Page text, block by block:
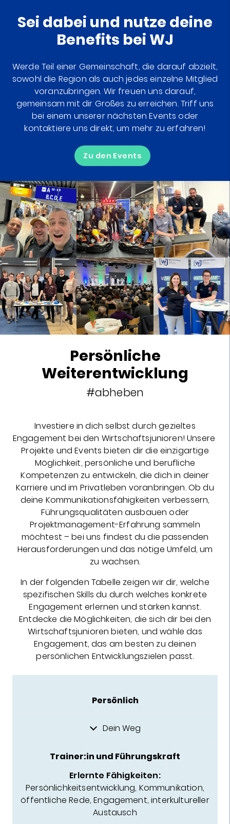
Sei dabei und nutze deine
Benefits bei WJ
Werde Teil einer Gemeinschaft, die darauf abzielt,
sowohl die Region als auch jedes einzelne Mitglied
voranzubringen. Wir freuen uns darauf,
gemeinsam mit dir Großes zu erreichen. Triff uns
bei einem unserer nächsten Events oder
kontaktiere uns direkt, um mehr zu erfahren!
Zu den Events
Persönliche
Weiterentwicklung
#abheben
Investiere in dich selbst durch gezieltes
Engagement bei den Wirtschaftsjunioren! Unsere
Projekte und Events bieten dir die einzigartige
Möglichkeit, persönliche und berufliche
Kompetenzen zu entwickeln, die dich in deiner
Karriere und im Privatleben voranbringen. Ob du
deine Kommunikationsfähigkeiten verbessern,
Führungsqualitäten ausbauen oder
Projektmanagement-Erfahrung sammeln
möchtest – bei uns findest du die passenden
Herausforderungen und das nötige Umfeld, um
zu wachsen.
In der folgenden Tabelle zeigen wir dir, welche
spezifischen Skills du durch welches konkrete
Engagement erlernen und stärken kannst.
Entdecke die Möglichkeiten, die sich dir bei den
Wirtschaftsjunioren bieten, und wähle das
Engagement, das am besten zu deinen
persönlichen Entwicklungszielen passt.
Persönlich
Dein Weg
Trainer:in und Führungskraft
Erlernte Fähigkeiten:
Persönlichkeitsentwicklung, Kommunikation,
öffentliche Rede, Engagement, interkultureller
Austausch